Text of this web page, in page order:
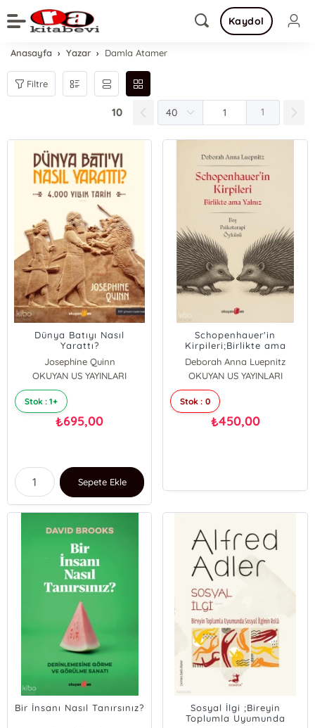
Kaydol
Anasayfa Yazar Damla Atamer
Filtre
10 1
Dünya Batıyı Nasıl
Yarattı?
Josephine Quinn
OKUYAN US YAYINLARI
Stok : 1+
₺695,00
Sepete Ekle
Schopenhauer'in
Kirpileri;Birlikte ama
Yalnız - Beş Psikoterapi
Öyküsü
Deborah Anna Luepnitz
OKUYAN US YAYINLARI
Stok : 0
₺450,00
Bir İnsanı Nasıl Tanırsınız?
Sosyal İlgi ;Bireyin
Toplumla Uyumunda